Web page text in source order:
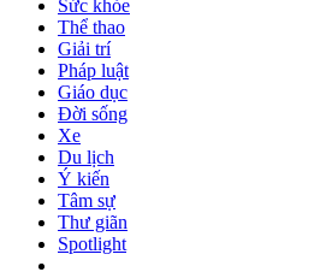
Sức khỏe
Thể thao
Giải trí
Pháp luật
Giáo dục
Đời sống
Xe
Du lịch
Ý kiến
Tâm sự
Thư giãn
Spotlight